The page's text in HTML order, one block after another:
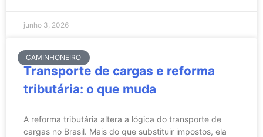
junho 3, 2026
CAMINHONEIRO
Transporte de cargas e reforma
tributária: o que muda
A reforma tributária altera a lógica do transporte de
cargas no Brasil. Mais do que substituir impostos, ela